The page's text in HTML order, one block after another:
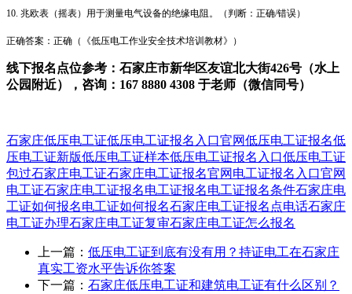
10. 兆欧表（摇表）用于测量电气设备的绝缘电阻。（判断：正确/错误）
正确答案：正确（《低压电工作业安全技术培训教材》）
线下报名点位参考：石家庄市新华区友谊北大街426号（水上
公园附近），咨询：167 8880 4308 于老师（微信同号）
石家庄低压电工证低压电工证报名入口官网低压电工证报名低
压电工证新版低压电工证样本低压电工证报名入口低压电工证
包过石家庄电工证石家庄电工证报名官网 电工证报名入口官网
电工证石家庄电工证报名电工证报名电工证报名条件石家庄电
工证如何报名电工证如何报名石家庄电工证报名点电话石家庄
电工证办理石家庄电工证复审石家庄电工证怎么报名
上一篇： 低压电工证到底有没有用？持证电工在石家庄
真实工资水平告诉你答案
下一篇： 石家庄低压电工证和建筑电工证有什么区别？